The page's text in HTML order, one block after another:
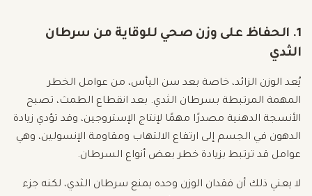
1. الحفاظ على وزن صحي للوقاية من سرطان
الثدي
يُعد الوزن الزائد، خاصة بعد سن اليأس، من عوامل الخطر
المهمة المرتبطة بسرطان الثدي. بعد انقطاع الطمث، تصبح
الأنسجة الدهنية مصدرًا مهمًا لإنتاج الإستروجين، وقد تؤدي زيادة
الدهون في الجسم إلى ارتفاع الالتهاب ومقاومة الإنسولين، وهي
عوامل قد ترتبط بزيادة خطر بعض أنواع السرطان.
لا يعني ذلك أن فقدان الوزن وحده يمنع سرطان الثدي، لكنه جزء